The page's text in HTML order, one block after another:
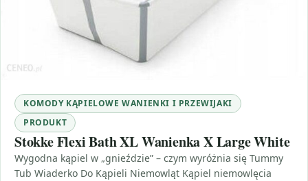
KOMODY KĄPIELOWE WANIENKI I PRZEWIJAKI
PRODUKT
Stokke Flexi Bath XL Wanienka X Large White
Wygodna kąpiel w „gnieździe” – czym wyróżnia się Tummy
Tub Wiaderko Do Kąpieli Niemowląt Kąpiel niemowlęcia